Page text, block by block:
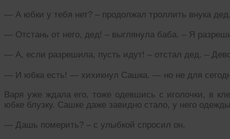
— А юбки у тебя нет? – продолжал троллить внука
— Отстань от него, дед! – выглянула баба. – Я
— А, если разрешила, пусть идут! – отстал дед. –
— И юбка есть! — хихикнул Сашка. — но не для
Варя уже ждала его, тоже одевшись с иголочки, в
юбке блузку. Сашке даже завидно стало, у него
— Дашь померить? – с улыбкой спросил он.